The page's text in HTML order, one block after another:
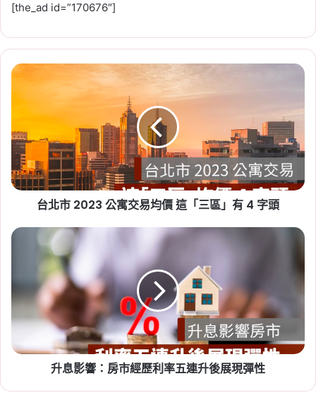
2026-07-23
租賃專法修法急轉彎！3 年租
期、續約漲租上限暫緩，最新重
點一次看
Tag:房東,社會住宅 ,租屋,租屋族,租屋注意事
項,租屋糾紛,租屋補助 租屋補助申請 ,租屋補助
資格
2026-07-20
新竹人注意！竹科旁將新增 838
戶社宅，「金城安居」預計
2029 年完工
[the_ad id=”170676″]
台
市
2023
公
寓
易
均
「三
頭
台北市 2023 公寓交易均價 這「三區」有 4 字頭
升
市
經
利
升息影響：房市經歷利率五連升後展現彈性